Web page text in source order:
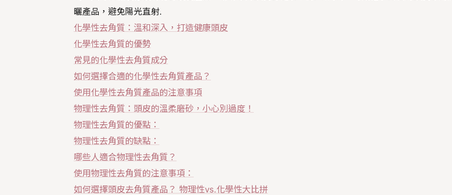
曬產品，避免陽光直射.
化學性去角質：溫和深入，打造健康頭皮
化學性去角質的優勢
常見的化學性去角質成分
如何選擇合適的化學性去角質產品？
使用化學性去角質產品的注意事項
物理性去角質：頭皮的溫柔磨砂，小心別過度！
物理性去角質的優點：
物理性去角質的缺點：
哪些人適合物理性去角質？
使用物理性去角質的注意事項：
如何選擇頭皮去角質產品？ 物理性vs.化學性大比拼